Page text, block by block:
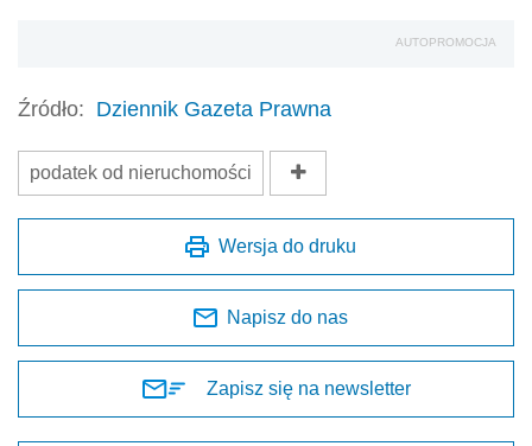
AUTOPROMOCJA
Źródło: Dziennik Gazeta Prawna
podatek od nieruchomości
Wersja do druku
Napisz do nas
Zapisz się na newsletter